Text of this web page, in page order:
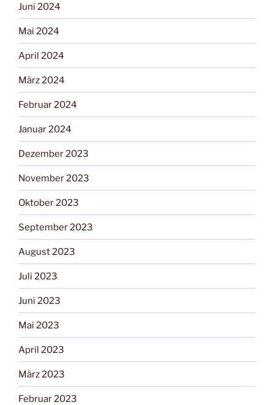
Juni 2024
Mai 2024
April 2024
März 2024
Februar 2024
Januar 2024
Dezember 2023
November 2023
Oktober 2023
September 2023
August 2023
Juli 2023
Juni 2023
Mai 2023
April 2023
März 2023
Februar 2023